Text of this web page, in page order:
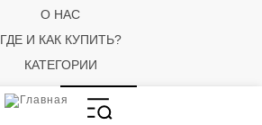
О НАС
ГДЕ И КАК КУПИТЬ?
КАТЕГОРИИ